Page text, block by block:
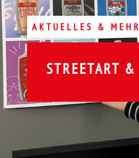
AKTUELLES & MEHR
STREETART